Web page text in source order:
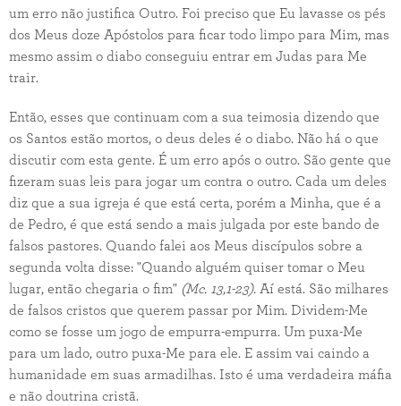
um erro não justifica Outro. Foi preciso que Eu lavasse os pés
dos Meus doze Apóstolos para ficar todo limpo para Mim, mas
mesmo assim o diabo conseguiu entrar em Judas para Me
trair.
Então, esses que continuam com a sua teimosia dizendo que
os Santos estão mortos, o deus deles é o diabo. Não há o que
discutir com esta gente. É um erro após o outro. São gente que
fizeram suas leis para jogar um contra o outro. Cada um deles
diz que a sua igreja é que está certa, porém a Minha, que é a
de Pedro, é que está sendo a mais julgada por este bando de
falsos pastores. Quando falei aos Meus discípulos sobre a
segunda volta disse: "Quando alguém quiser tomar o Meu
lugar, então chegaria o fim" (Mc. 13,1-23). Aí está. São milhares
de falsos cristos que querem passar por Mim. Dividem-Me
como se fosse um jogo de empurra-empurra. Um puxa-Me
para um lado, outro puxa-Me para ele. E assim vai caindo a
humanidade em suas armadilhas. Isto é uma verdadeira máfia
e não doutrina cristã.